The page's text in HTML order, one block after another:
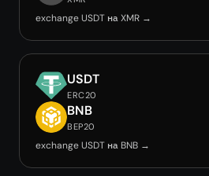
exchange USDT на XMR →
USDT
ERC20
BNB
BEP20
exchange USDT на BNB →